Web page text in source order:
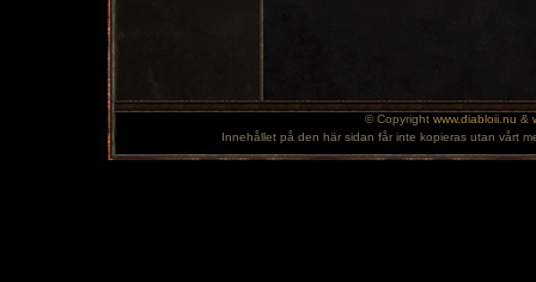
© Copyright www.diabloii.nu &
Innehållet på den här sidan får inte kopieras utan vårt